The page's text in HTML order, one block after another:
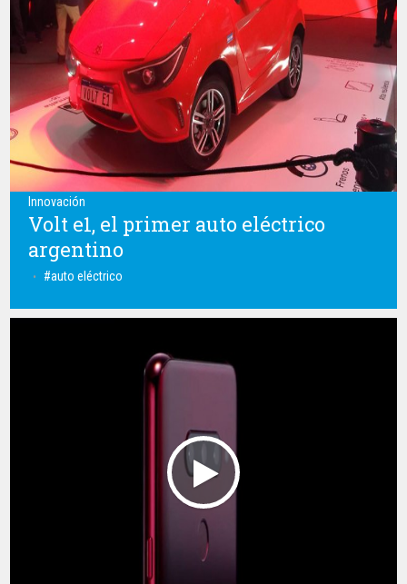
Innovación
Volt e1, el primer auto eléctrico
argentino
auto eléctrico